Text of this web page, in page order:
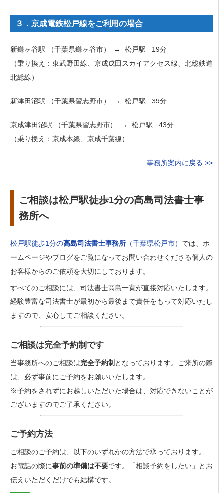
３．京成電鉄松戸線をご利用の場合
新鎌ヶ谷駅 （千葉県鎌ヶ谷市） → 松戸駅 19分
（乗り換え：東武野田線、京成成田スカイアクセス線、北総鉄道
北総線）
新津田沼駅 （千葉県習志野市） → 松戸駅 39分
京成津田沼駅 （千葉県習志野市） → 松戸駅 43分
（乗り換え：京成本線、京成千葉線）
事務所案内に戻る >>
ご相談は松戸駅徒歩1分の高島司法書士事
務所へ
松戸駅徒歩1分の高島司法書士事務所 （千葉県松戸市） では、ホ
ームページやブログをご覧になってお問い合わせくださる個人の
お客様からのご依頼を大切にしております。
すべてのご相談には、司法書士高島一寛が直接対応いたします。
経験豊富な司法書士が最初から最後まで責任をもって対応いたし
ますので、安心してご相談ください。
ご相談は完全予約制です
当事務所へのご相談は完全予約制 となっております。ご来所の際
は、必ず事前にご予約をお願いいたします。
※予約をされずにお越しいただいた場合は、対応できないことが
ございますのでご了承ください。
ご予約方法
ご相談のご予約は、以下のいずれかの方法で承っております。
お電話の際に事前の準備は不要です。「相談予約をしたい」とお
伝えいただくだけでも結構です。